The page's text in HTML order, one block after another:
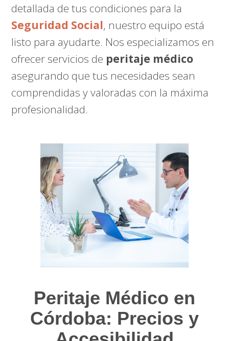
detallada de tus condiciones para la
Seguridad Social, nuestro equipo está
listo para ayudarte. Nos especializamos en
ofrecer servicios de peritaje médico
asegurando que tus necesidades sean
comprendidas y valoradas con la máxima
profesionalidad.
Peritaje Médico en
Córdoba: Precios y